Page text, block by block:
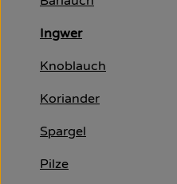
Ingwer
Knoblauch
Koriander
Spargel
Pilze